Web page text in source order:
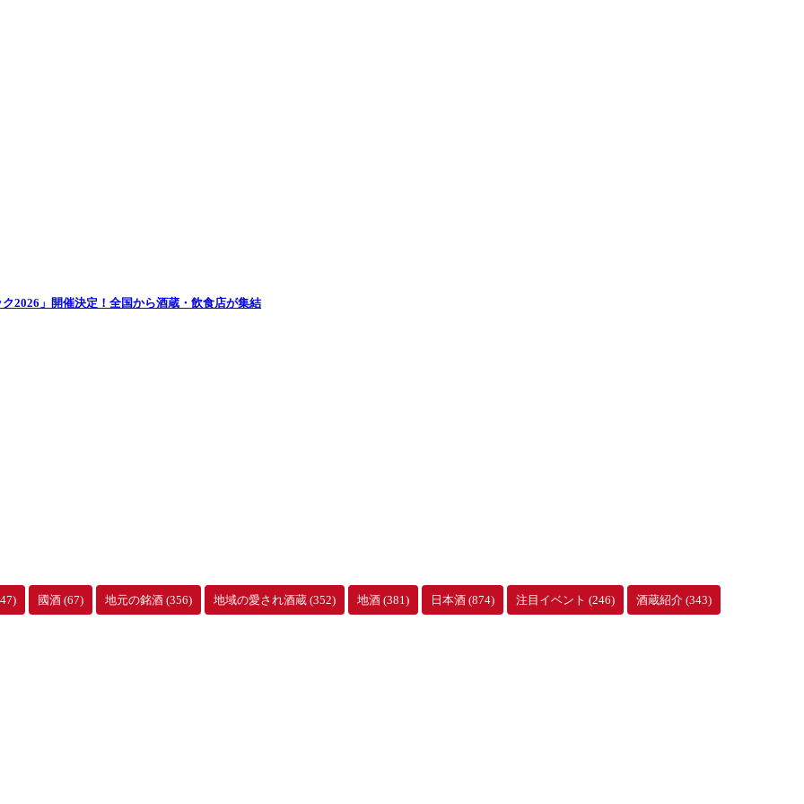
2026」開催決定！全国から酒蔵・飲食店が集結
國酒 (67) 地元の銘酒 (356) 地域の愛され酒蔵 (352) 地酒 (381) 日本酒 (874) 注目イベント (246) 酒蔵紹介 (343)